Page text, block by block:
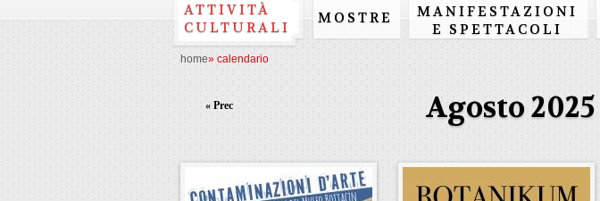
ATTIVITÀ
CULTURALI
MOSTRE
MANIFESTAZIONI
E SPETTACOLI
home» calendario
Agosto 2025
« Prec